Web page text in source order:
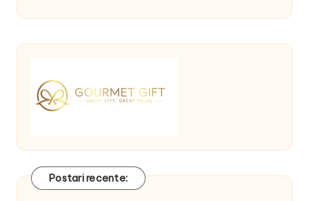
Postari recente: